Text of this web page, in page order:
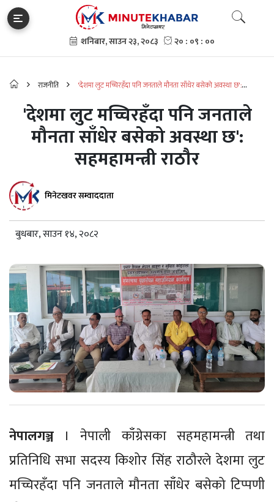
राजनीति
'देशमा लुट मच्चिरहँदा पनि जनताले मौनता साँधेर बसेको अवस्था छ':
सहमहामन्त्री राठौर
'देशमा लुट मच्चिरहँदा पनि जनताले
मौनता साँधेर बसेको अवस्था छ':
सहमहामन्त्री राठौर
मिनेटखवर सम्वाददाता
बुधबार, साउन १४, २०८२
नेपालगञ्ज । नेपाली काँग्रेसका सहमहामन्त्री तथा
प्रतिनिधि सभा सदस्य किशोर सिंह राठौरले देशमा लुट
मच्चिरहँदा पनि जनताले मौनता साँधेर बसेको टिप्पणी